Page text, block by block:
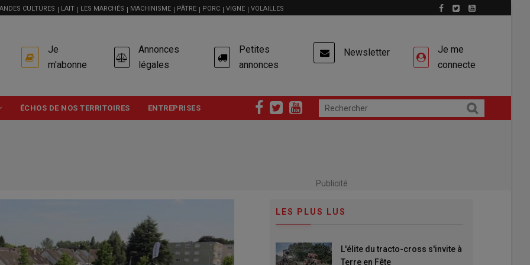
CULTURES LAIT LES MARCHÉS MACHINISME PÂTRE PORC VIGNE VOLAILLES
USER
ACCOUNT
MENU
Je
m'abonne
Annonces
légales
Petites
annonces
Newsletter
Je me
connecte
ÉCHOS DE NOS TERRITOIRES ENTREPRISES
Publicité
LES PLUS LUS
L'élite du tracto-cross s'invite à
Terre en Fête